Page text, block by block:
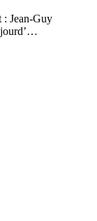
: Jean-Guy